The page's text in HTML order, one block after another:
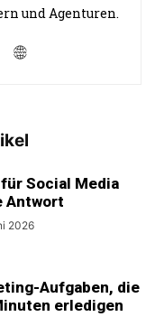
und Agenturen.
Social Media
Antwort
2026
Aufgaben, die
erledigen